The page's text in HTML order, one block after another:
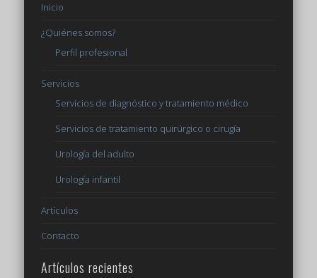
Inicio
¿Quiénes somos?
Perfil profesional
Servicios
Servicios de diagnóstico y tratamiento médico
Servicios de tratamiento quirúrgico o cirugía
Urología del adulto
Urología infantil
Artículos
Contacto
Artículos recientes